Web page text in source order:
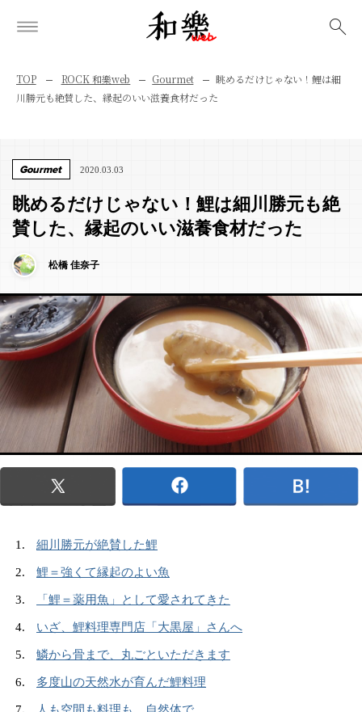
TOP ROCK 和樂web Gourmet
眺めるだけじゃない！鯉は細
川勝元も絶賛した、縁起のいい滋養食材だった
Gourmet 2020.03.03
眺めるだけじゃない！鯉は細川勝元も絶
賛した、縁起のいい滋養食材だった
松橋 佳奈子
細川勝元が絶賛した鯉
鯉＝強くて縁起のよい魚
「鯉＝薬用魚」として愛されてきた
いざ、鯉料理専門店「大黒屋」さんへ
鱗から骨まで、丸ごといただきます
多度山の天然水が育んだ鯉料理
人も空間も料理も、自然体で